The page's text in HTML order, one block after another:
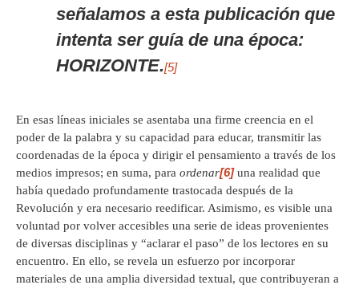
señalamos a esta publicación que
intenta ser guía de una época:
HORIZONTE.[5]
En esas líneas iniciales se asentaba una firme creencia en el
poder de la palabra y su capacidad para educar, transmitir las
coordenadas de la época y dirigir el pensamiento a través de los
medios impresos; en suma, para ordenar[6]una realidad que
había quedado profundamente trastocada después de la
Revolución y era necesario reedificar. Asimismo, es visible una
voluntad por volver accesibles una serie de ideas provenientes
de diversas disciplinas y “aclarar el paso” de los lectores en su
encuentro. En ello, se revela un esfuerzo por incorporar
materiales de una amplia diversidad textual, que contribuyeran a